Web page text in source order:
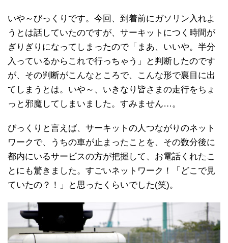
いや～びっくりです。今回、到着前にガソリン入れよ
うとは話していたのですが、サーキットにつく時間が
ぎりぎりになってしまったので「まあ、いいや。半分
入っているからこれで行っちゃう」と判断したのです
が、その判断がこんなところで、こんな形で裏目に出
てしまうとは。いや～、いきなり皆さまの走行をちょ
っと邪魔してしまいました。すみません…。
びっくりと言えば、サーキットの人つながりのネット
ワークで、うちの車が止まったことを、その数分後に
都内にいるサービスの方が把握して、お電話くれたこ
とにも驚きました。すごいネットワーク！「どこで見
ていたの？！」と思ったくらいでした(笑)。